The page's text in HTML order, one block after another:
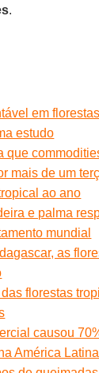
.
em
estudo
que
mais de um
ao ano
e palma
mundial
as
florestas
causou
América Latina